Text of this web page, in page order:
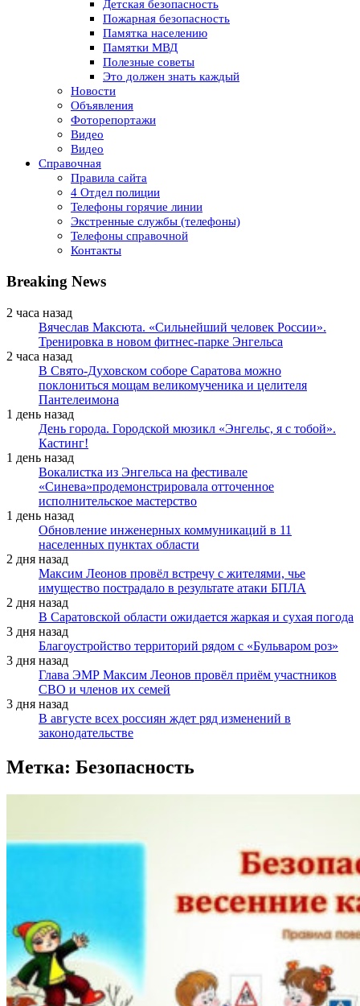
Детская безопасность
Пожарная безопасность
Памятка населению
Памятки МВД
Полезные советы
Это должен знать каждый
Новости
Объявления
Фоторепортажи
Видео
Видео
Справочная
Правила сайта
4 Отдел полиции
Телефоны горячие линии
Экстренные службы (телефоны)
Телефоны справочной
Контакты
Breaking News
2 часа назад
Вячеслав Максюта. «Сильнейший человек России».
Тренировка в новом фитнес-парке Энгельса
2 часа назад
В Свято-Духовском соборе Саратова можно
поклониться мощам великомученика и целителя
Пантелеимона
1 день назад
День города. Городской мюзикл «Энгельс, я с тобой».
Кастинг!
1 день назад
Вокалистка из Энгельса на фестивале
«Синева»продемонстрировала отточенное
исполнительское мастерство
1 день назад
Обновление инженерных коммуникаций в 11
населенных пунктах области
2 дня назад
Максим Леонов провёл встречу с жителями, чье
имущество пострадало в результате атаки БПЛА
2 дня назад
В Саратовской области ожидается жаркая и сухая погода
3 дня назад
Благоустройство территорий рядом с «Бульваром роз»
3 дня назад
Глава ЭМР Максим Леонов провёл приём участников
СВО и членов их семей
3 дня назад
В августе всех россиян ждет ряд изменений в
законодательстве
Метка: Безопасность